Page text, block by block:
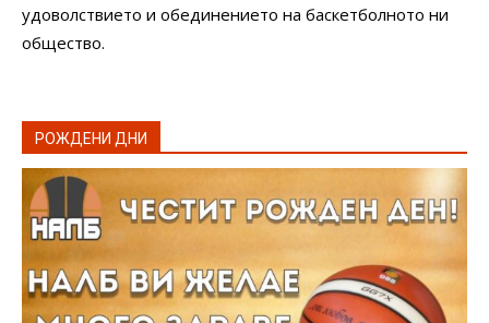
удоволствието и обединението на баскетболното ни
общество.
РОЖДЕНИ ДНИ